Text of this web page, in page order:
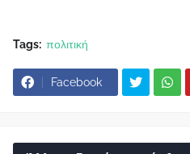
Tags: πολιτική
Facebook